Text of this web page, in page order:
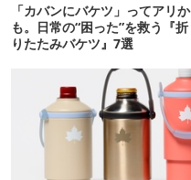
「カバンにバケツ」ってアリか
も。日常の“困った”を救う『折
りたたみバケツ』7選